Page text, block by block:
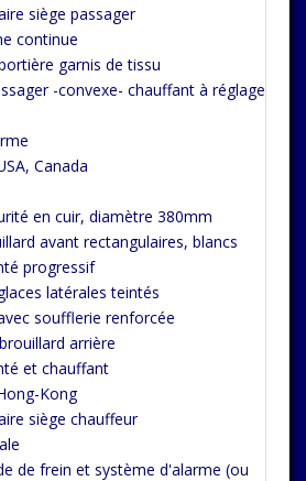
siège passager
continue
garnis de tissu
-convexe- chauffant à réglage
Canada
en cuir, diamètre 380mm
avant rectangulaires, blancs
progressif
latérales teintés
soufflerie renforcée
arrière
et chauffant
Kong
siège chauffeur
de frein et système d'alarme (ou